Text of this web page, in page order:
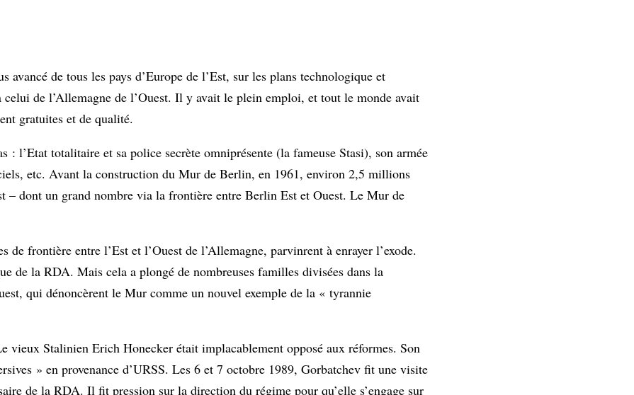
de tous les pays d’Europe de l’Est, sur les plans technologique et
de l’Allemagne de l’Ouest. Il y avait le plein emploi, et tout le monde avait
gratuites et de qualité.
: l’Etat totalitaire et sa police secrète omniprésente (la fameuse Stasi), son armée
etc. Avant la construction du Mur de Berlin, en 1961, environ 2,5 millions
– dont un grand nombre via la frontière entre Berlin Est et Ouest. Le Mur de
frontière entre l’Est et l’Ouest de l’Allemagne, parvinrent à enrayer l’exode.
de la RDA. Mais cela a plongé de nombreuses familles divisées dans la
qui dénoncèrent le Mur comme un nouvel exemple de la « tyrannie
Stalinien Erich Honecker était implacablement opposé aux réformes. Son
» en provenance d’URSS. Les 6 et 7 octobre 1989, Gorbatchev fit une visite
de la RDA. Il fit pression sur la direction du régime pour qu’elle s’engage sur